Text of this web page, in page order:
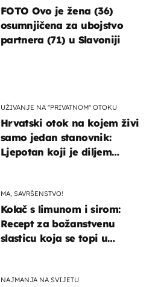
FOTO Ovo je žena (36)
osumnjičena za ubojstvo
partnera (71) u Slavoniji
UŽIVANJE NA "PRIVATNOM" OTOKU
Hrvatski otok na kojem živi
samo jedan stanovnik:
Ljepotan koji je diljem
MA, SAVRŠENSTVO!
Kolač s limunom i sirom:
Recept za božanstvenu
slasticu koja se topi u
NAJMANJA NA SVIJETU